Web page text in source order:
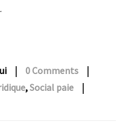
| 0 Comments |
,Social paie |